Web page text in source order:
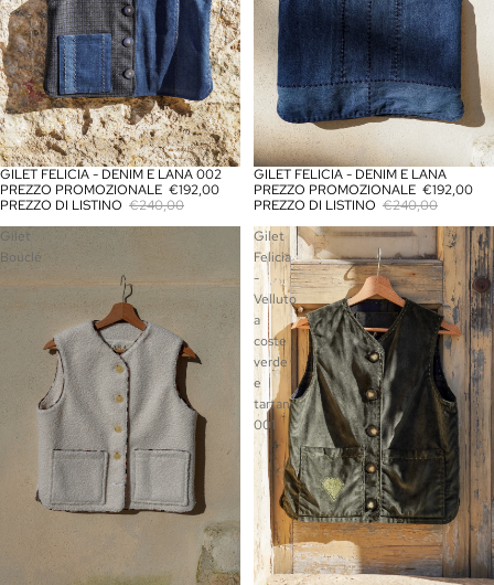
IN OFFERTA
GILET FELICIA - DENIM E LANA 002
PREZZO PROMOZIONALE €192,00
PREZZO DI LISTINO €240,00
IN OFFERTA
GILET FELICIA - DENIM E LANA
PREZZO PROMOZIONALE €192,00
PREZZO DI LISTINO €240,00
Gilet
Bouclé
Gilet
Felicia
-
Velluto
a
coste
verde
e
tartan
001